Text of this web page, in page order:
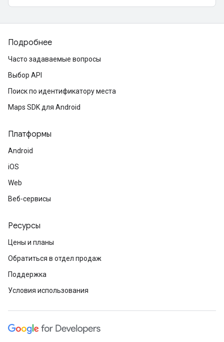
Подробнее
Часто задаваемые вопросы
Выбор API
Поиск по идентификатору места
Maps SDK для Android
Платформы
Android
iOS
Web
Веб-сервисы
Ресурсы
Цены и планы
Обратиться в отдел продаж
Поддержка
Условия использования